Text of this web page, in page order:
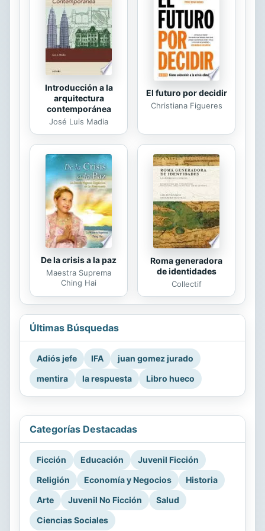
histórico. 3)análisis de la historia
oral: se hace un recuento de la
oralidad en el mundo
contemporáneo, de las
características de tradición y de...
Introducción a la
arquitectura
contemporánea
José Luis Madia
El futuro por decidir
Christiana Figueres
De la crisis a la paz
Maestra Suprema
Ching Hai
Roma generadora
de identidades
Collectif
Últimas Búsquedas
Adiós jefe IFA
juan gomez jurado
mentira
la respuesta Libro hueco
Categorías Destacadas
Ficción Educación
Juvenil Ficción
Religión
Economía y Negocios
Historia
Arte
Juvenil No Ficción
Salud
Ciencias Sociales